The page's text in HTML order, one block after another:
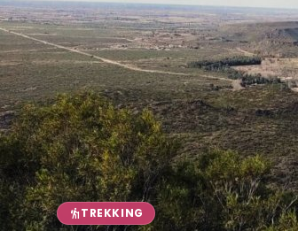
hikingTREKKING